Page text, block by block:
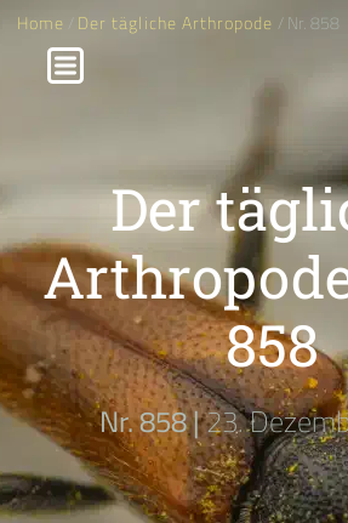
Home / Der tägliche Arthropode / Nr. 858
Der
858
Nr. 858 |23.